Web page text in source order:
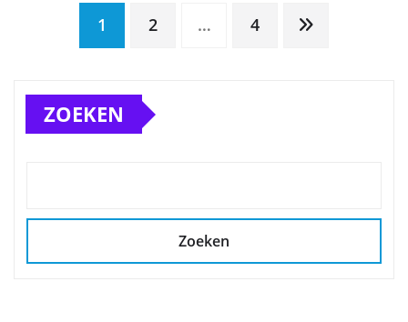
Berichten
paginering
1 2 … 4
ZOEKEN
Zoeken